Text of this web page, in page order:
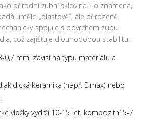
přírodní zubní sklovina. To znamená,
uměle „plastově“, ale přirozeně.
spojuje s povrchem zubu
což zajišťuje dlouhodobou stabilitu.
0,7 mm, závisí na typu materiálu a
keramika (např. E.max) nebo
vložky vydrží 10-15 let, kompozitní 5-7